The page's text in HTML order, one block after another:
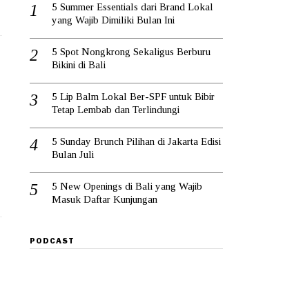
5 Summer Essentials dari Brand Lokal
yang Wajib Dimiliki Bulan Ini
5 Spot Nongkrong Sekaligus Berburu
Bikini di Bali
5 Lip Balm Lokal Ber-SPF untuk Bibir
Tetap Lembab dan Terlindungi
5 Sunday Brunch Pilihan di Jakarta Edisi
Bulan Juli
5 New Openings di Bali yang Wajib
Masuk Daftar Kunjungan
PODCAST